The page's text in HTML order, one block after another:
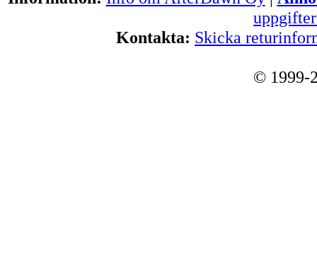
Kontakta: Skicka
© 1999-